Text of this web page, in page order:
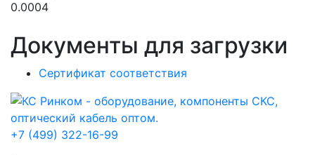
0.0004
Документы для загрузки
Сертификат соответствия
+7 (499) 322-16-99